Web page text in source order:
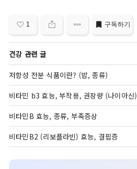
1 구독하기
건강 관련 글
저항성 전분 식품이란? (밥, 종류)
비타민 b3 효능, 부작용, 권장량 (나이아신)
비타민B 효능, 종류, 부족증상
비타민B2 (리보플라빈) 효능, 결핍증